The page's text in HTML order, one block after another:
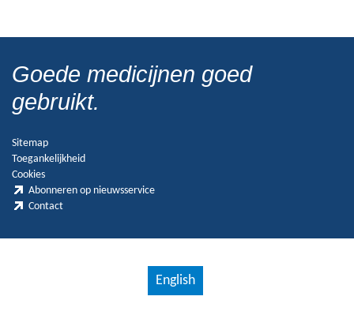
Goede medicijnen goed
gebruikt.
Sitemap
Toegankelijkheid
Cookies
Abonneren op nieuwsservice
Contact
English